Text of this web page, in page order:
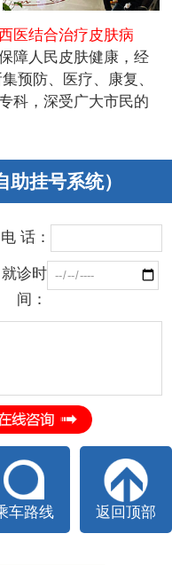
医结合治疗皮肤病
障人民皮肤健康，经
预防、医疗、康复、
科，深受广大市民的
挂号系统）
电 话：
就诊时
间：
车路线 返回顶部